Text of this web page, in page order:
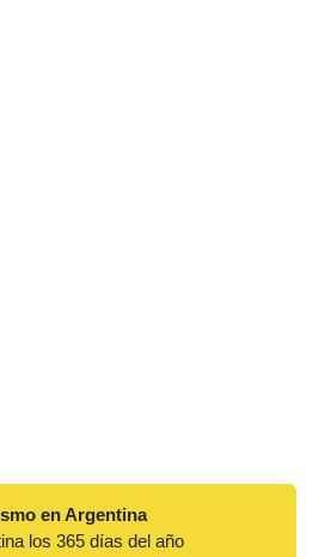
en Argentina
los 365 días del año